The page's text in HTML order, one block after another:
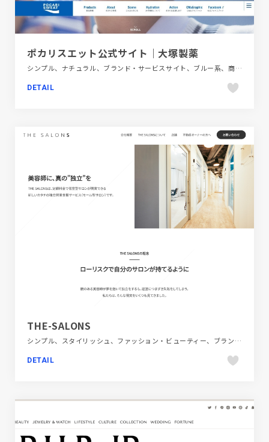
ポカリスエット公式サイト｜大塚製薬
シンプル、ナチュラル、ブランド・サービスサイト、ブルー系、商品紹介、大きめ写真、飲料・食品
DETAIL
THE-SALONS
シンプル、スタイリッシュ、ファッション・ビューティー、ブランド・サービスサイト、ホワイト系、大きめ写真
DETAIL